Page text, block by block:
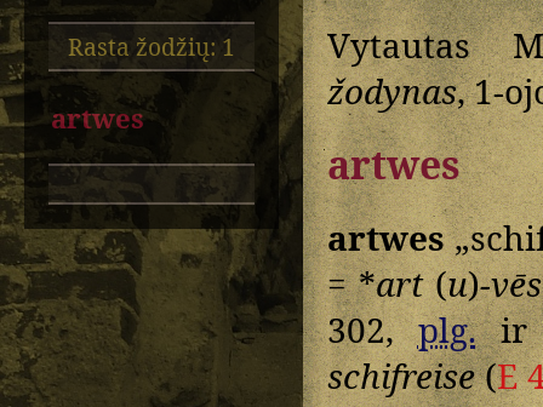
Rasta žodžių: 1
artwes
Vytautas
žodynas, 1-
artwes
artwes
= *art(u)-vēs
302,plg.
schifreise(E